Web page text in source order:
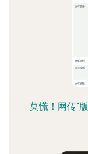
莫慌！网传“